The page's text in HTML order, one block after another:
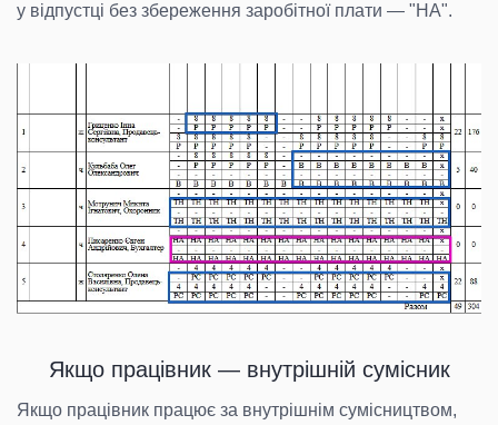
у відпустці без збереження заробітної плати — "НА".
Якщо працівник — внутрішній сумісник
Якщо працівник працює за внутрішнім сумісництвом,